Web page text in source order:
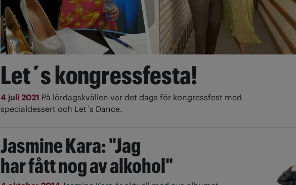
Let´s kongressfesta!
4 juli 2021 På lördagskvällen var det dags för kongressfest med
specialdessert och Let´s Dance.
Jasmine Kara: "Jag
har fått nog av alkohol"